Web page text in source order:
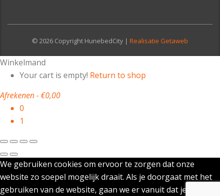
© 2026 Copyright HunebedCity | Realisatie Getaweb
Winkelmand
Your cart is empty! Return to shop
Afrekenen-€0,00
0
1
We gebruiken cookies om ervoor te zorgen dat onze
website zo soepel mogelijk draait. Als je doorgaat met het
gebruiken van de website, gaan we er vanuit dat je ermee